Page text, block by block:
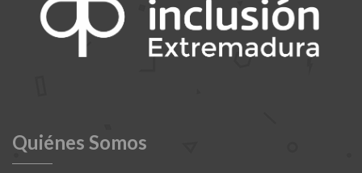
Quiénes Somos